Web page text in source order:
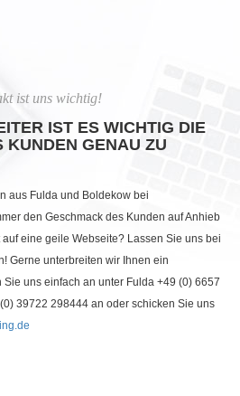
ist uns wichtig!
IST ES WICHTIG DIE
KUNDEN GENAU ZU
aus Fulda und Boldekow bei
den Geschmack des Kunden auf Anhieb
eine geile Webseite? Lassen Sie uns bei
Gerne unterbreiten wir Ihnen ein
uns einfach an unter Fulda +49 (0) 6657
39722 298444 an oder schicken Sie uns